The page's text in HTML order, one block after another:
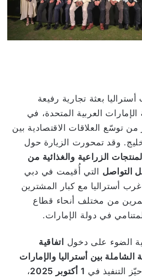
بعثة تجارية رفيعة
العربية المتحدة، في
توسّع العلاقات الاقتصادية بين
وقد تمحورت الزيارة حول
الزراعية والغذائية من
التواصل التي أُقيمت في دبي
أستراليا مع كبار المشترين
من مختلف أنحاء قطاع
في دولة الإمارات.
الضوء على دخول
اتفاقية
الشاملة بين أستراليا والإمارات
حيّز التنفيذ في 1 أكتوبر 2025
،